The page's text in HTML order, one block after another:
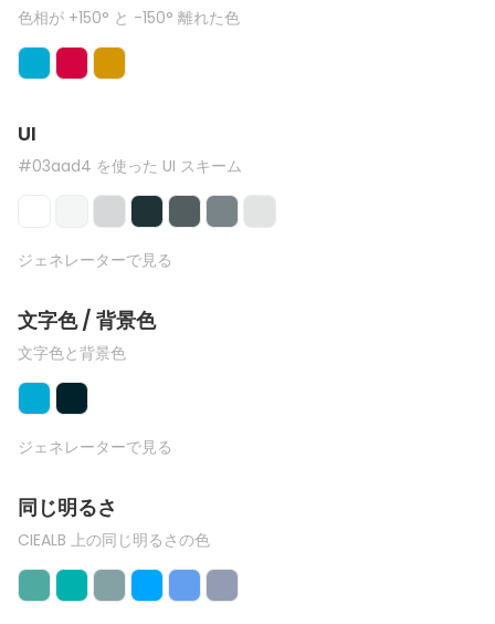
色相が +150° と -150° 離れた色
UI
#03aad4 を使った UI スキーム
ジェネレーターで見る
文字色 / 背景色
文字色と背景色
ジェネレーターで見る
同じ明るさ
CIEALB 上の同じ明るさの色